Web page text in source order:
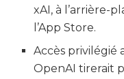
xAI, à l’arrière-
l’App Store.
Accès privilégié
OpenAI tirerait